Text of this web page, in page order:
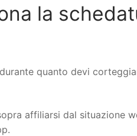
la
quanto devi
affiliarsi dal situazione